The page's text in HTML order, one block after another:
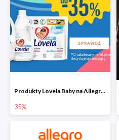
Produkty Lovela Baby na Allegro do -35%
35%